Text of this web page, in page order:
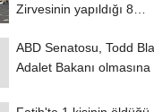
Zirvesinin yapıldığı 8
ABD Senatosu, Todd
Adalet Bakanı